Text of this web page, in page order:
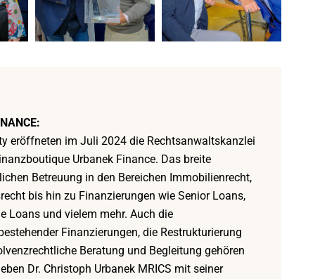
eröffneten im Juli 2024 die Rechtsanwaltskanzlei
Urbanek Finance. Das breite
Betreuung in den Bereichen Immobilienrecht,
bis hin zu Finanzierungen wie Senior Loans,
Loans und vielem mehr. Auch die
Finanzierungen, die Restrukturierung
Beratung und Begleitung gehören
Dr. Christoph Urbanek MRICS mit seiner